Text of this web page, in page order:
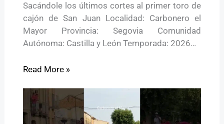
Sacándole los últimos cortes al primer toro de
cajón de San Juan Localidad: Carbonero el
Mayor Provincia: Segovia Comunidad
Autónoma: Castilla y León Temporada: 2026…
Read More »